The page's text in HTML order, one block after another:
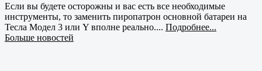
Если вы будете осторожны и вас есть все необходимые
инструменты, то заменить пиропатрон основной батареи на
Тесла Модел 3 или Y вполне реально.... Подробнее...
Больше новостей